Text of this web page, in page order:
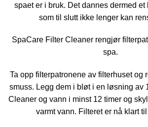
spaet er i bruk. Det dannes dermed et
som til slutt ikke lenger kan
SpaCare Filter Cleaner rengjør
spa.
Ta opp filterpatronene av filterhuset og
smuss. Legg dem i bløt i en løsning av
Cleaner og vann i minst 12 timer og
varmt vann. Filteret er nå klart